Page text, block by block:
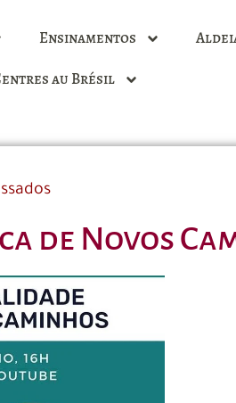
Ensinamentos
au Brésil
de Novos